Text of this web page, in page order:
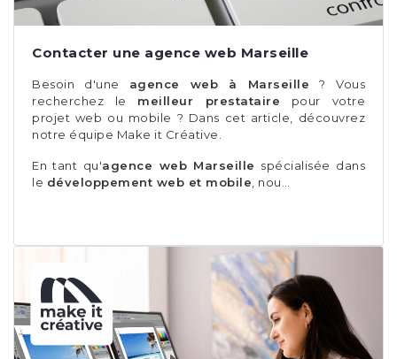
Contacter une agence web Marseille
Besoin d'une agence web à Marseille ? Vous
recherchez le meilleur prestataire pour votre
projet web ou mobile ? Dans cet article, découvrez
notre équipe Make it Créative.
En tant qu'agence web Marseille spécialisée dans
le développement web et mobile , nou…